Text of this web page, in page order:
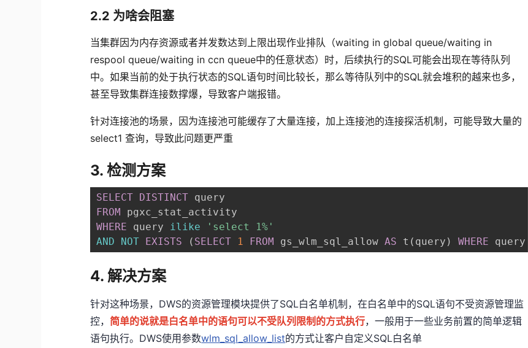
2.2 为啥会阻塞
当集群因为内存资源或者并发数达到上限出现作业排队（waiting in global queue/waiting in
respool queue/waiting in ccn queue中的任意状态）时，后续执行的SQL可能会出现在等待队列
中。如果当前的处于执行状态的SQL语句时间比较长，那么等待队列中的SQL就会堆积的越来也多，
甚至导致集群连接数撑爆，导致客户端报错。
针对连接池的场景，因为连接池可能缓存了大量连接，加上连接池的连接探活机制，可能导致大量的
select1 查询，导致此问题更严重
3. 检测方案
SELECT DISTINCT
FROM
WHERE query ilike
'select 1%'
AND
NOT EXISTS ( SELECT 1 FROM gs_wlm_sql_allow AS t ( query ) WHERE query
4. 解决方案
针对这种场景，DWS的资源管理模块提供了SQL白名单机制，在白名单中的SQL语句不受资源管理监
控，简单的说就是白名单中的语句可以不受队列限制的方式执行，一般用于一些业务前置的简单逻辑
语句执行。DWS使用参数wlm_sql_allow_list的方式让客户自定义SQL白名单